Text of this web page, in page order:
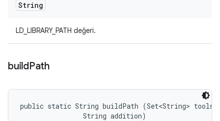
String
LD_LIBRARY_PATH değeri.
buildPath
public static String buildPath (Set<String>
                String addition)